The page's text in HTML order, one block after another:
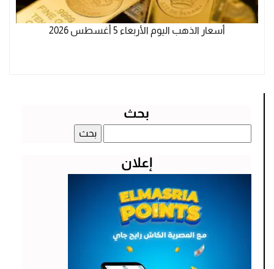
أسعار الذهب اليوم الأربعاء 5 أغسطس 2026
بحث
عن:
إعلان